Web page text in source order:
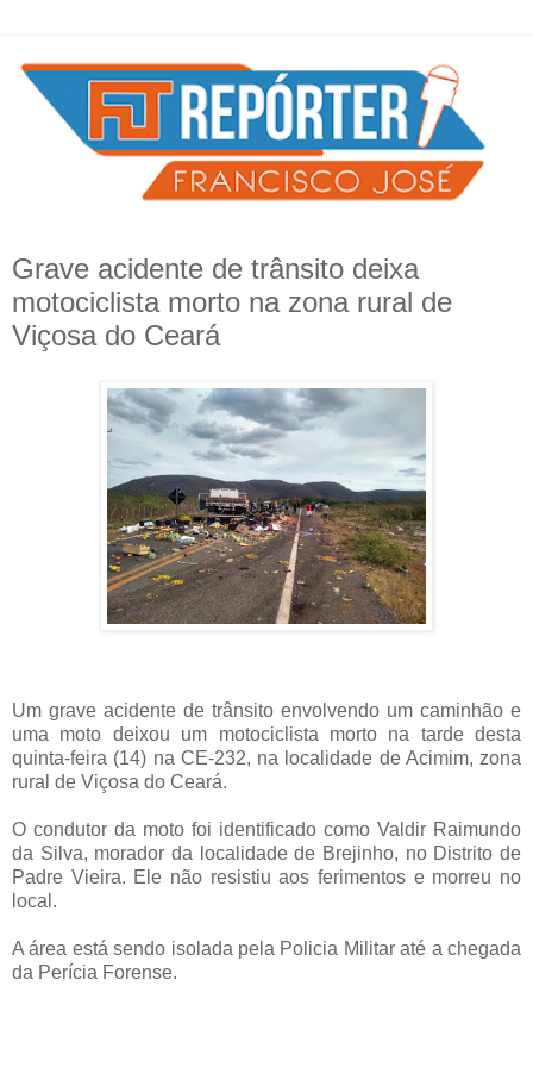
Grave acidente de trânsito deixa
motociclista morto na zona rural de
Viçosa do Ceará
Um grave acidente de trânsito envolvendo um caminhão e
uma moto deixou um motociclista morto na tarde desta
quinta-feira (14) na CE-232, na localidade de Acimim, zona
rural de Viçosa do Ceará.
O condutor da moto foi identificado como Valdir Raimundo
da Silva, morador da localidade de Brejinho, no Distrito de
Padre Vieira. Ele não resistiu aos ferimentos e morreu no
local.
A área está sendo isolada pela Policia Militar até a chegada
da Perícia Forense.